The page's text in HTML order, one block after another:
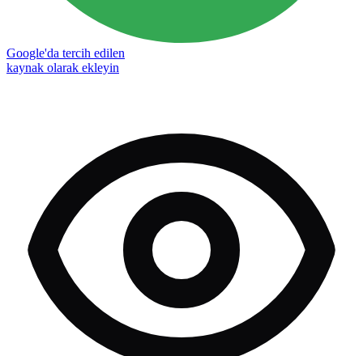
Google'da tercih edilen
kaynak olarak ekleyin